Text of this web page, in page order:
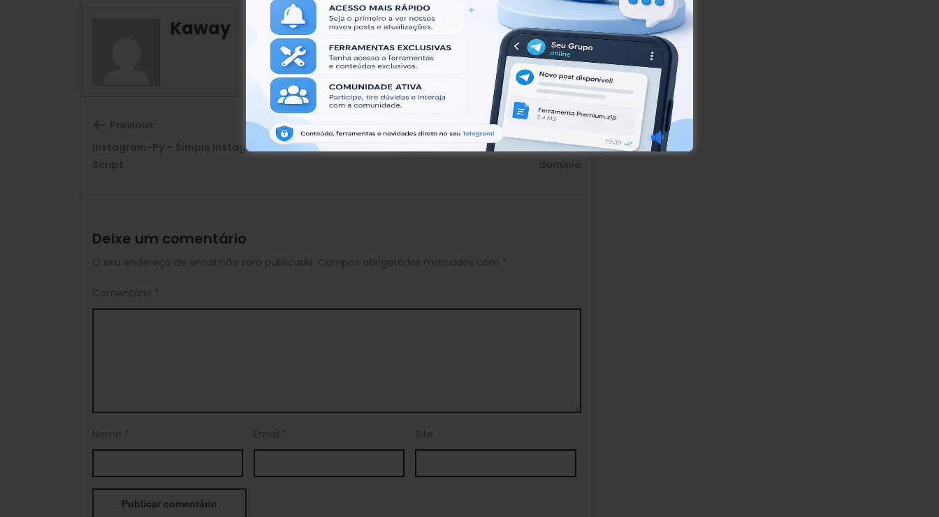
Kaway
Previous:
Previous
post:
Instagram-Py – Simple Instagram Brute Force
Script
Next
Next:
Phishing Catcher – Captura de nomes de
domínio
Deixe um comentário
O seu endereço de email não será publicado. Campos obrigatórios marcados com *
Comentário *
Nome * Email * Site